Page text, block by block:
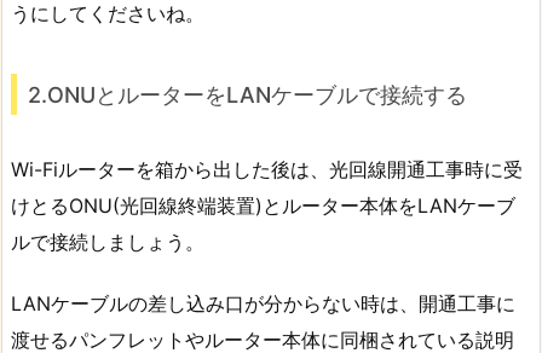
うにしてくださいね。
2.ONUとルーターをLANケーブルで接続する
Wi-Fiルーターを箱から出した後は、光回線開通工事時に受
けとるONU(光回線終端装置)とルーター本体をLANケーブ
ルで接続しましょう。
LANケーブルの差し込み口が分からない時は、開通工事に
渡せるパンフレットやルーター本体に同梱されている説明